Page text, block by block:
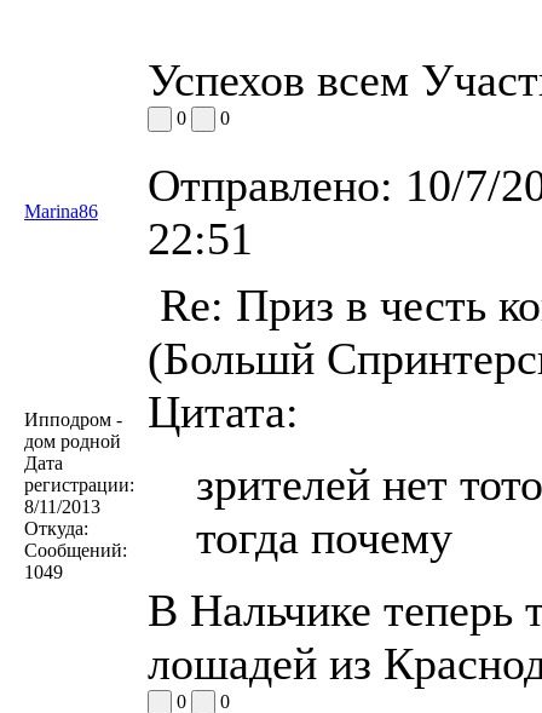
Успехов всем
0 0
Marina86
Отправлено: 10/7/
22:51
Ипподром -
дом родной
Дата
регистрации:
8/11/2013
Откуда:
Сообщений:
1049
Re: Приз в честь
(Большй
Цитата:
зрителей нет
тогда почему
В Нальчике теперь
лошадей из
0 0